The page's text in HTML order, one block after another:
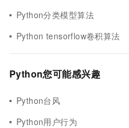
Python分类模型算法
Python tensorflow卷积算法
Python您可能感兴趣
Python台风
Python用户行为